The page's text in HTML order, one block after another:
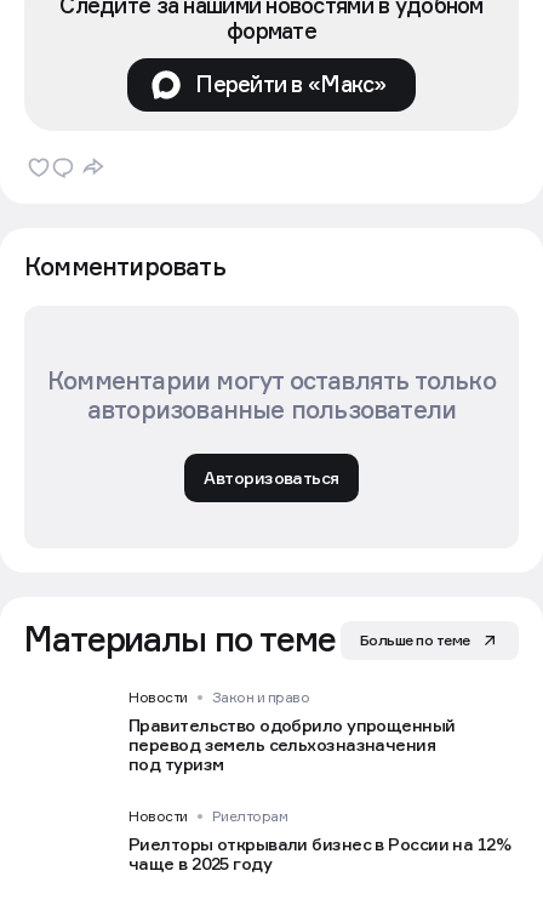
формате
Перейти в «Макс»
Комментировать
Комментарии могут оставлять только
авторизованные пользователи
Авторизоваться
Материалы по теме Больше по теме
Новости Закон и право
Правительство одобрило упрощенный
перевод земель сельхозназначения
под туризм
Новости Риелторам
Риелторы открывали бизнес в России на 12%
чаще в 2025 году